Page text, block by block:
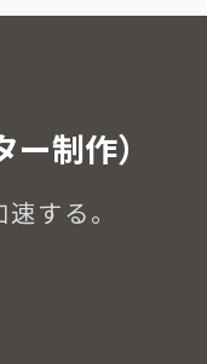
制作）
する。